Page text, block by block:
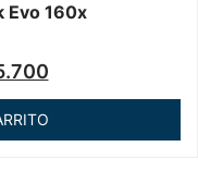
Evo 160x